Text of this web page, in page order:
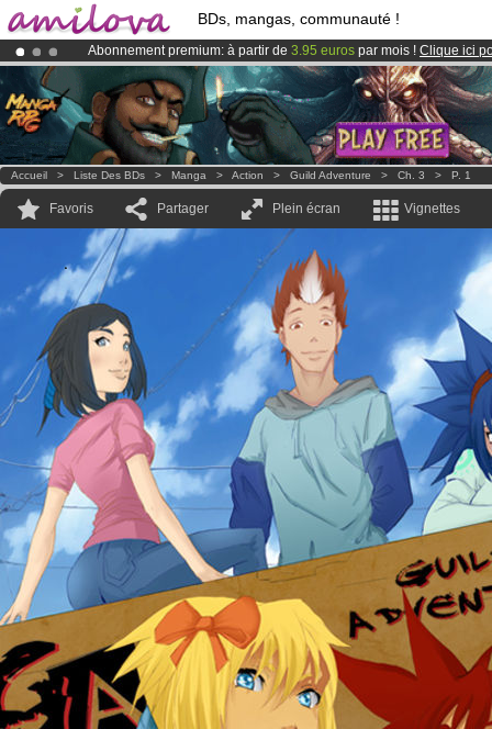
BDs, mangas, communauté !
Abonnement premium: à partir de 3.95 euros par mois ! Clique ici
LeKickstarter Amilova est désormais lancé!.
Déjà 100000membreset 1000BDs & Mangas!
Accueil > Liste Des BDs > Manga > Action > Guild Adventure > Ch. 3 > P. 1
Favoris Partager Plein écran Vignettes
.